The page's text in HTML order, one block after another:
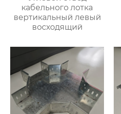
кабельного лотка
вертикальный левый
восходящий